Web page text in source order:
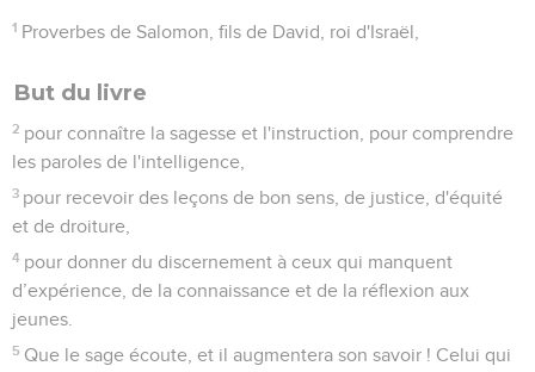
1 Proverbes de Salomon, fils de David, roi d'Israël,
But du livre
2 pour connaître la sagesse et l'instruction, pour comprendre
les paroles de l'intelligence,
3 pour recevoir des leçons de bon sens, de justice, d'équité
et de droiture,
4 pour donner du discernement à ceux qui manquent
d’expérience, de la connaissance et de la réflexion aux
jeunes.
5 Que le sage écoute, et il augmentera son savoir ! Celui qui